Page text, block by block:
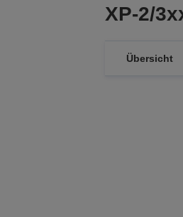
XP-2/
Übersicht